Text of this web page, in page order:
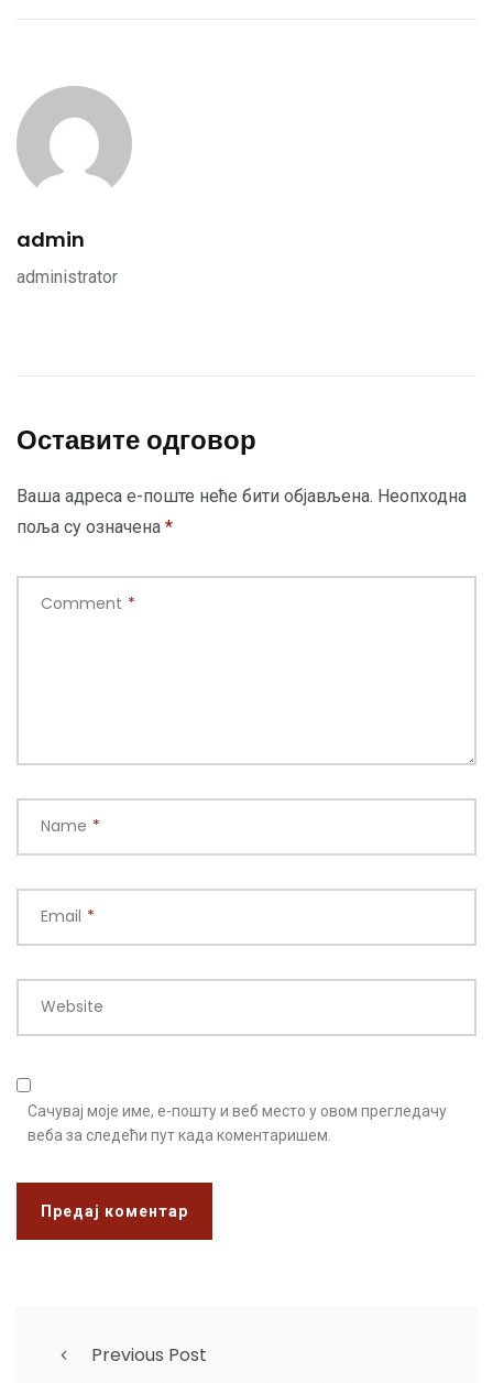
admin
administrator
Оставите одговор
Ваша адреса е-поште неће бити објављена. Неопходна
поља су означена *
Comment *
Name *
Email *
Website
Сачувај моје име, е-пошту и веб место у овом прегледачу
веба за следећи пут када коментаришем.
Previous Post